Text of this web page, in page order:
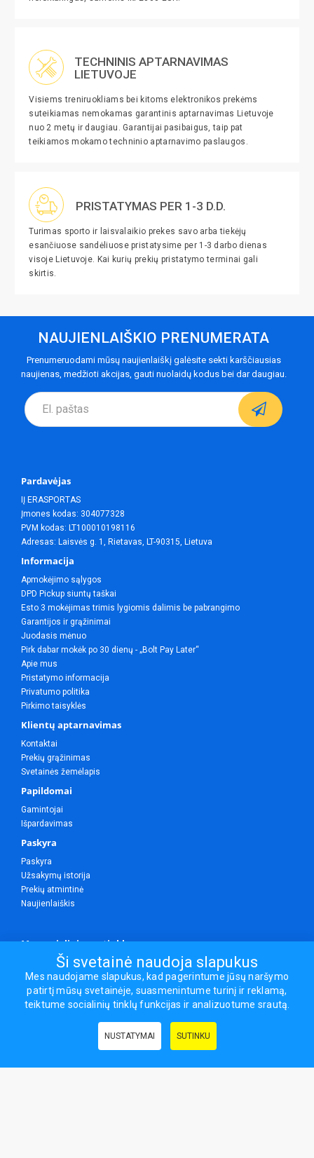
TECHNINIS APTARNAVIMAS
LIETUVOJE
Visiems treniruokliams bei kitoms elektronikos prekėms
suteikiamas nemokamas garantinis aptarnavimas Lietuvoje
nuo 2 metų ir daugiau. Garantijai pasibaigus, taip pat
teikiamos mokamo techninio aptarnavimo paslaugos.
PRISTATYMAS PER 1-3 D.D.
Turimas sporto ir laisvalaikio prekes savo arba tiekėjų
esančiuose sandėliuose pristatysime per 1-3 darbo dienas
visoje Lietuvoje. Kai kurių prekių pristatymo terminai gali
skirtis.
NAUJIENLAIŠKIO PRENUMERATA
Prenumeruodami mūsų naujienlaiškį galėsite sekti karščiausias
naujienas, medžioti akcijas, gauti nuolaidų kodus bei dar daugiau.
Pardavėjas
IĮ ERASPORTAS
Įmones kodas: 304077328
PVM kodas: LT100010198116
Adresas: Laisvės g. 1, Rietavas, LT-90315, Lietuva
Informacija
Apmokėjimo sąlygos
DPD Pickup siuntų taškai
Esto 3 mokėjimas trimis lygiomis dalimis be pabrangimo
Garantijos ir grąžinimai
Juodasis mėnuo
Pirk dabar mokėk po 30 dienų - „Bolt Pay Later“
Apie mus
Pristatymo informacija
Privatumo politika
Pirkimo taisyklės
Klientų aptarnavimas
Kontaktai
Prekių grąžinimas
Svetainės žemėlapis
Papildomai
Gamintojai
Išpardavimas
Paskyra
Paskyra
Užsakymų istorija
Prekių atmintinė
Naujienlaiškis
Mes socialiniuose tinkluose
Visos teisės saugomos.
Sporto ir laisvalaikio prekės, maisto papildai - erasportas.lt © 2026
Ši svetainė naudoja slapukus
Mes naudojame slapukus, kad pagerintume jūsų naršymo
patirtį mūsų svetainėje, suasmenintume turinį ir reklamą,
teiktume socialinių tinklų funkcijas ir analizuotume srautą.
NUSTATYMAI SUTINKU